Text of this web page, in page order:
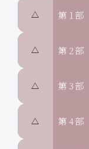
△ 第1部
△ 第2部
△ 第3部
△ 第4部